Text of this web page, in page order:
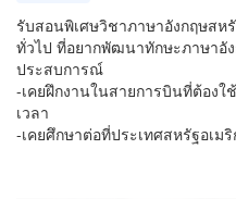
รับสอนพิเศษวิชาภาษาอังกฤษส
ทั่วไป ที่อยากพัฒนาทักษะภาษาอั
ประสบการณ์
-เคยฝึกงานในสายการบินที่ต้อง
เวลา
-เคยศึกษาต่อที่ประเทศสหรัฐอเม